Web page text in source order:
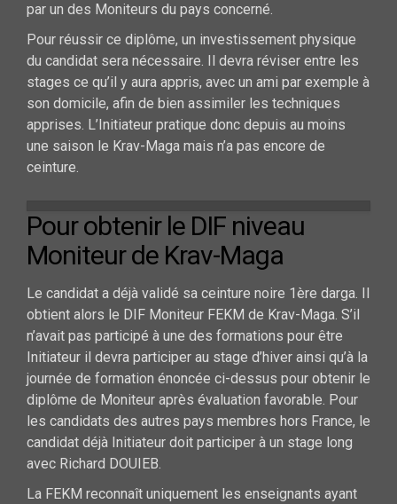
par un des Moniteurs du pays concerné.
Pour réussir ce diplôme, un investissement physique
du candidat sera nécessaire. Il devra réviser entre les
stages ce qu’il y aura appris, avec un ami par exemple à
son domicile, afin de bien assimiler les techniques
apprises. L’Initiateur pratique donc depuis au moins
une saison le Krav-Maga mais n’a pas encore de
ceinture.
Pour obtenir le DIF niveau
Moniteur de Krav-Maga
Le candidat a déjà validé sa ceinture noire 1ère darga. Il
obtient alors le DIF Moniteur FEKM de Krav-Maga. S’il
n’avait pas participé à une des formations pour être
Initiateur il devra participer au stage d’hiver ainsi qu’à la
journée de formation énoncée ci-dessus pour obtenir le
diplôme de Moniteur après évaluation favorable. Pour
les candidats des autres pays membres hors France, le
candidat déjà Initiateur doit participer à un stage long
avec Richard DOUIEB.
La FEKM reconnaît uniquement les enseignants ayant